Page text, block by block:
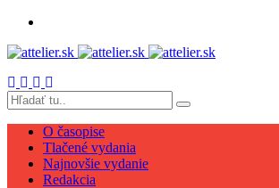
O časopise
Tlačené vydania
Najnovšie vydanie
Redakcia